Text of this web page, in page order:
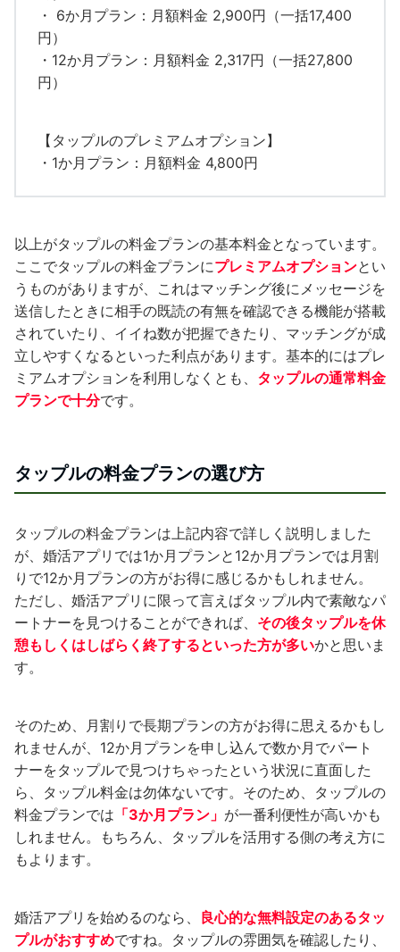
・ 6か月プラン：月額料金 2,900円（一括17,400
円）
・12か月プラン：月額料金 2,317円（一括27,800
円）
【タップルのプレミアムオプション】
・1か月プラン：月額料金 4,800円
以上がタップルの料金プランの基本料金となっています。
ここでタップルの料金プランにプレミアムオプションとい
うものがありますが、これはマッチング後にメッセージを
送信したときに相手の既読の有無を確認できる機能が搭載
されていたり、イイね数が把握できたり、マッチングが成
立しやすくなるといった利点があります。基本的にはプレ
ミアムオプションを利用しなくとも、 タップルの通常料金
プランで十分です。
タップルの料金プランの選び方
タップルの料金プランは上記内容で詳しく説明しました
が、婚活アプリでは1か月プランと12か月プランでは月割
りで12か月プランの方がお得に感じるかもしれません。
ただし、婚活アプリに限って言えばタップル内で素敵なパ
ートナーを見つけることができれば、 その後タップルを休
憩もしくはしばらく終了するといった方が多いかと思いま
す。
そのため、月割りで長期プランの方がお得に思えるかもし
れませんが、12か月プランを申し込んで数か月でパート
ナーをタップルで見つけちゃったという状況に直面した
ら、タップル料金は勿体ないです。そのため、タップルの
料金プランでは 「3か月プラン」 が一番利便性が高いかも
しれません。もちろん、タップルを活用する側の考え方に
もよります。
婚活アプリを始めるのなら、 良心的な無料設定のあるタッ
プルがおすすめですね。タップルの雰囲気を確認したり、